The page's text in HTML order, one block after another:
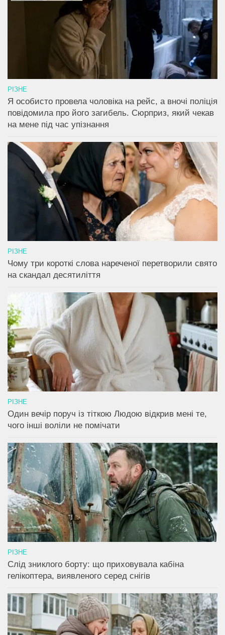
РІЗНЕ
Я особисто провела чоловіка на рейс, а вночі поліція
повідомила про його загибель. Сюрприз, який чекав
на мене під час упізнання
РІЗНЕ
Чому три короткі слова нареченої перетворили свято
на скандал десятиліття
РІЗНЕ
Один вечір поруч із тіткою Людою відкрив мені те,
чого інші воліли не помічати
РІЗНЕ
Слід зниклого борту: що приховувала кабіна
гелікоптера, виявленого серед снігів